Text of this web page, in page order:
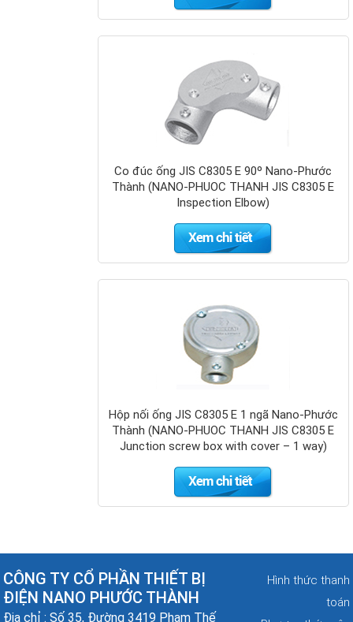
Co đúc ống JIS C8305 E 90º Nano-Phước
Thành (NANO-PHUOC THANH JIS C8305 E
Inspection Elbow)
Hộp nối ống JIS C8305 E 1 ngã Nano-Phước
Thành (NANO-PHUOC THANH JIS C8305 E
Junction screw box with cover – 1 way)
Cọc tiếp địa
mạ đồng
Nano Phước
Thành
CÔNG TY CỔ PHẦN THIẾT BỊ
ĐIỆN NANO PHƯỚC THÀNH
Địa chỉ : Số 35, Đường 3419 Phạm Thế
Hình thức thanh
toán